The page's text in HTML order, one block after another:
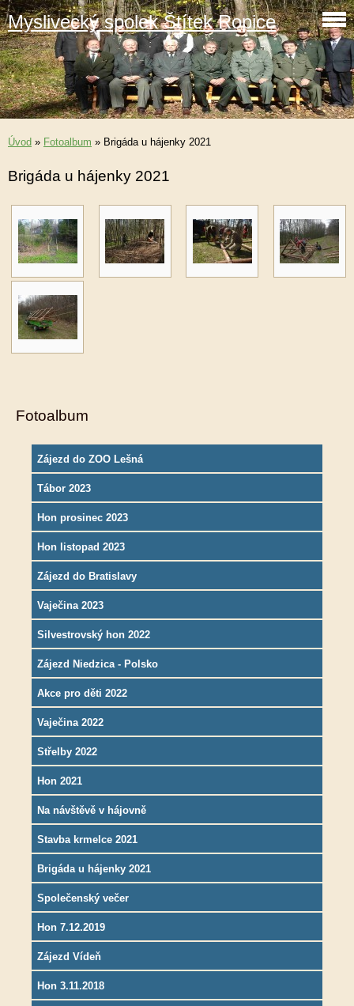
Myslivecký spolek Štítek Ropice
Úvod » Fotoalbum » Brigáda u hájenky 2021
Brigáda u hájenky 2021
Fotoalbum
Zájezd do ZOO Lešná
Tábor 2023
Hon prosinec 2023
Hon listopad 2023
Zájezd do Bratislavy
Vaječina 2023
Silvestrovský hon 2022
Zájezd Niedzica - Polsko
Akce pro děti 2022
Vaječina 2022
Střelby 2022
Hon 2021
Na návštěvě v hájovně
Stavba krmelce 2021
Brigáda u hájenky 2021
Společenský večer
Hon 7.12.2019
Zájezd Vídeň
Hon 3.11.2018